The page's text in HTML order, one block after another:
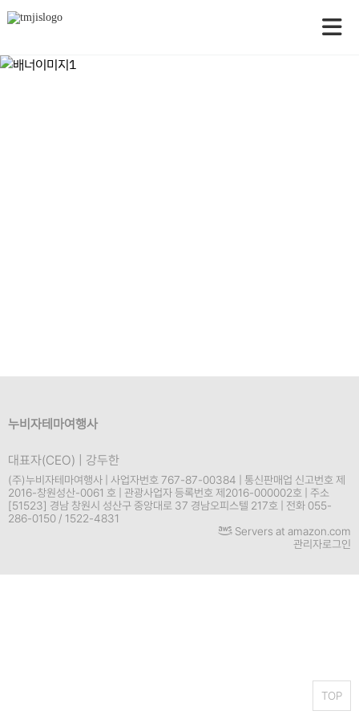
TOP
누비자테마여행사
대표자(CEO) | 강두한
(주)누비자테마여행사 | 사업자번호 767-87-00384 | 통신판매업 신고번호 제
2016-창원성산-0061 호 | 관광사업자 등록번호 제2016-000002호 | 주소
[51523] 경남 창원시 성산구 중앙대로 37 경남오피스텔 217호 | 전화 055-
286-0150 / 1522-4831
Servers at amazon.com
관리자로그인